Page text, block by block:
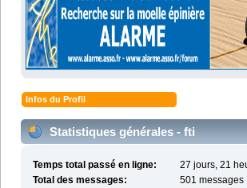
Infos du Profil
Statistiques générales - fti
Temps total passé en ligne:
27 jours, 21
Total des messages:
501 messages